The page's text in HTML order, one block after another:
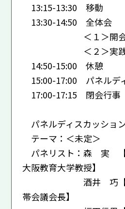
13:15-13:30 移動
13:30-14:50 全体会
＜１＞開会
＜２＞実践
14:50-15:00 休憩
15:00-17:00 パネルデ
17:00-17:15 閉会行事
パネルディスカッショ
テーマ：＜未定＞
パネリスト：森 実
大阪教育大学教授】
酒井 巧【白山
帯会議会長】